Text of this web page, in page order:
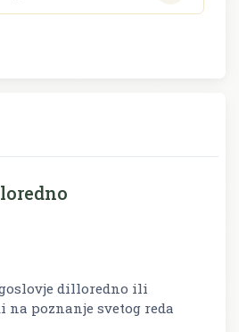
dilloredno ili
poznanje svetog reda